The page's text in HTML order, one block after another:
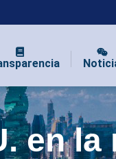
en la